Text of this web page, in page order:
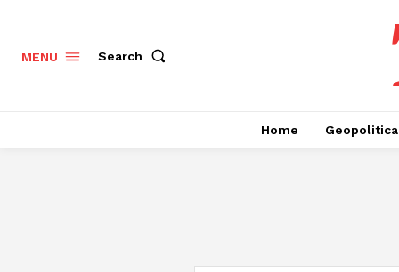
MENU Search
Home Geopolitica